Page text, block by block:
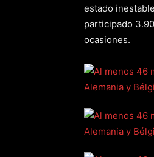
estado
participado
ocasiones.